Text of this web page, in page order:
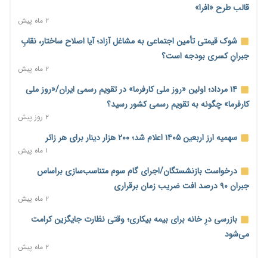
ترمز تولید خودرو کشیده شد؛ افت ۲۵ درصدی تیراژ ایران‌خودرو،
سایپا و پارس‌خودرو
۲ روز پیش
نماینده مجلس: توسعه مرزهای زمینی به راهبرد تأمین کالاهای
۲ روز پیش
خانه کارگر قزوین: شکاف دستمزد و هزینه معیشت هر روز عمیق‌تر
می‌شود
رئیس سازمان امور مالیاتی: بلاگرهای پردرآمد مشمول پرداخت
مالیات هستند
پیش‌بینی افزایش تولید برنج؛ نیاز وارداتی کشور به ۵۰۰ هزار تن
قالب طرح «افرا»
۲ ماه پیش
شوک قیمتی تأمین اجتماعی به مشاغل آزاد؛ آیا اصلاح ساختار، نقابِ
جبرانِ کسری بودجه است؟
۲ ماه پیش
۱۴ مرداد؛ اولین «روز ملی کارفرما» در تقویم رسمی ایران/«روز ملی
کارفرما» چگونه به تقویم رسمی کشور رسید؟
۲ روز پیش
سهمیه ارز اربعین ۱۴۰۵ اعلام شد؛ ۲۰۰ هزار دینار برای هر زائر
درخواست بازنشستگان/اجرای گام سوم متناسب‌سازی براساس
جبران ۹۰ درصد افت ضریب زمان برقراری
۲ ماه پیش
بازرسی درِ خانه برای بیمه بیکاری؛ وقتی نظارت جایگزین کرامت
می‌شود
۲ ماه پیش